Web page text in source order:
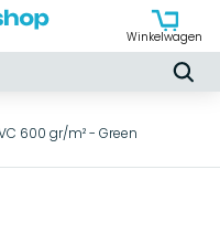
Winkelwagen
600 gr/m² - Green